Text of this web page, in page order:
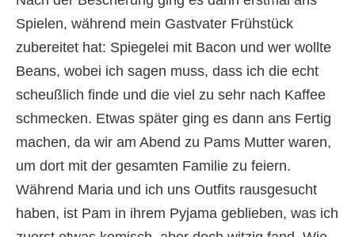
Spielen, während mein Gastvater Frühstück
zubereitet hat: Spiegelei mit Bacon und wer wollte
Beans, wobei ich sagen muss, dass ich die echt
scheußlich finde und die viel zu sehr nach Kaffee
schmecken. Etwas später ging es dann ans Fertig
machen, da wir am Abend zu Pams Mutter waren,
um dort mit der gesamten Familie zu feiern.
Während Maria und ich uns Outfits rausgesucht
haben, ist Pam in ihrem Pyjama geblieben, was ich